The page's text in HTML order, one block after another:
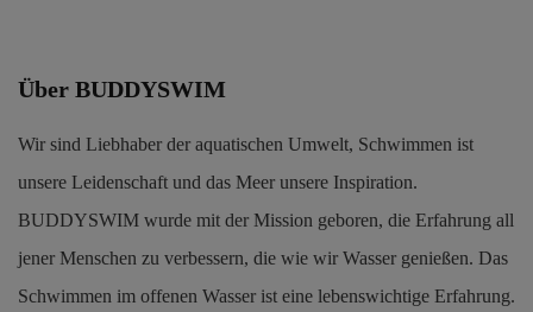
Über BUDDYSWIM
Wir sind Liebhaber der aquatischen Umwelt, Schwimmen ist
unsere Leidenschaft und das Meer unsere Inspiration.
BUDDYSWIM wurde mit der Mission geboren, die Erfahrung all
jener Menschen zu verbessern, die wie wir Wasser genießen. Das
Schwimmen im offenen Wasser ist eine lebenswichtige Erfahrung.